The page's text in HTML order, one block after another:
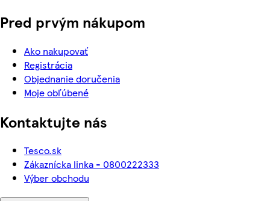
Pred prvým nákupom
Ako nakupovať
Registrácia
Objednanie doručenia
Moje obľúbené
Kontaktujte nás
Tesco.sk
Zákaznícka linka - 0800222333
Výber obchodu